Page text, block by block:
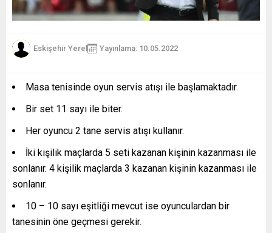
Eskişehir Yerel Yayınlama: 10.05.2022
Masa tenisinde oyun servis atışı ile başlamaktadır.
Bir set 11 sayı ile biter.
Her oyuncu 2 tane servis atışı kullanır.
İki kişilik maçlarda 5 seti kazanan kişinin kazanması ile
sonlanır. 4 kişilik maçlarda 3 kazanan kişinin kazanması ile
sonlanır.
10 – 10 sayı eşitliği mevcut ise oyunculardan bir
tanesinin öne geçmesi gerekir.